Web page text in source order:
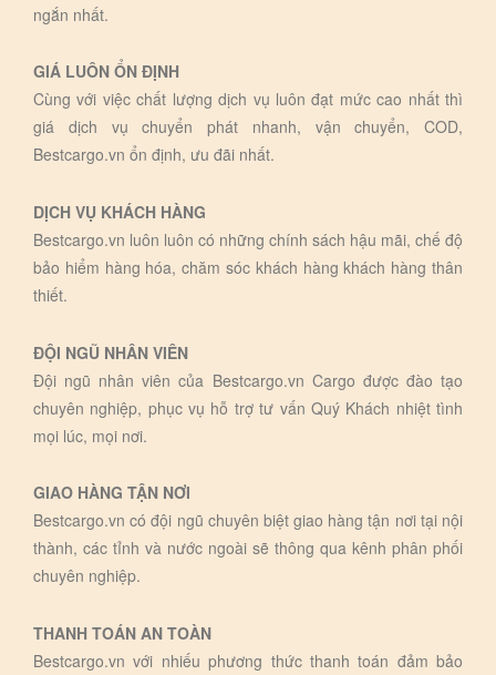
ngắn nhất.
GIÁ LUÔN ỔN ĐỊNH
Cùng với việc chất lượng dịch vụ luôn đạt mức cao nhất thì
giá dịch vụ chuyển phát nhanh, vận chuyển, COD,
Bestcargo.vn ổn định, ưu đãi nhất.
DỊCH VỤ KHÁCH HÀNG
Bestcargo.vn luôn luôn có những chính sách hậu mãi, chế độ
bảo hiểm hàng hóa, chăm sóc khách hàng khách hàng thân
thiết.
ĐỘI NGŨ NHÂN VIÊN
Đội ngũ nhân viên của Bestcargo.vn Cargo được đào tạo
chuyên nghiệp, phục vụ hỗ trợ tư vấn Quý Khách nhiệt tình
mọi lúc, mọi nơi.
GIAO HÀNG TẬN NƠI
Bestcargo.vn có đội ngũ chuyên biệt giao hàng tận nơi tại nội
thành, các tỉnh và nước ngoài sẽ thông qua kênh phân phối
chuyên nghiệp.
THANH TOÁN AN TOÀN
Bestcargo.vn với nhiếu phương thức thanh toán đảm bảo